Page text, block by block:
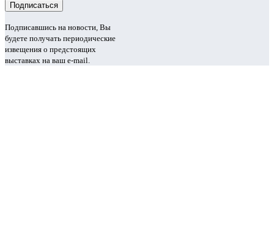
Подписавшись на новости, Вы
будете получать периодические
извещения о предстоящих
выставках на ваш e-mail.